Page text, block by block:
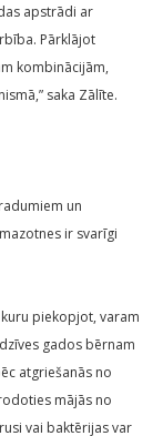
apstrādi ar
Pārklājot
kombinācijām,
saka Zālīte.
un
ir svarīgi
piekopjot, varam
gados bērnam
atgriešanās no
mājās no
vai baktērijas var